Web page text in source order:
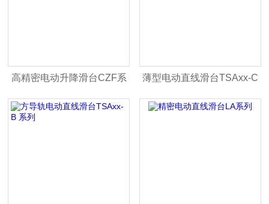
高精密电动升降滑台CZF系
列
薄型电动直线滑台TSAxx-C
系列